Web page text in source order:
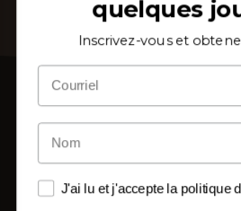
Depuis 2002, au cœur du Salento, nous
et savoir-faire. Un atelier de linge de
quelques
Inscrivez-vous et
J'ai lu et j'accepte la politique